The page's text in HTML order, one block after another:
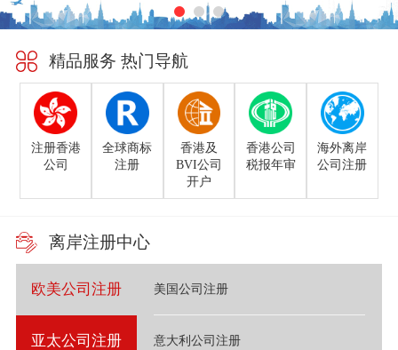
精品服务 热门导航
注册香港
公司
全球商标
注册
香港及
BVI公司
开户
香港公司
税报年审
海外离岸
公司注册
离岸注册中心
欧美公司注册
亚太公司注册
美国公司注册
意大利公司注册